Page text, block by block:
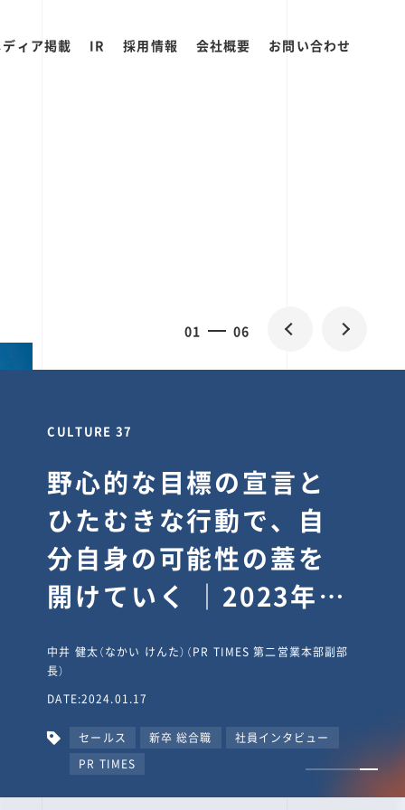
ィア掲載 IR 採用情報 会社概要 お問い合わせ
01 06
CULTURE 37
野心的な目標の宣言と
ひたむきな行動で、自
分自身の可能性の蓋を
開けていく ｜2023年度
タビュー #PR
TIMESな人たち
中井 健太（なかい けんた）（PR TIMES 第二営業本部副部
長）
DATE:2024.01.17
セールス 新卒 総合職
社員インタビュー
PR TIMES